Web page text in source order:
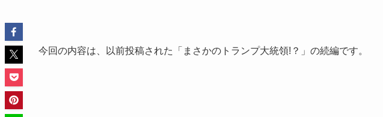
今回の内容は、以前投稿された「まさかのトランプ大統領!？」の続編です。